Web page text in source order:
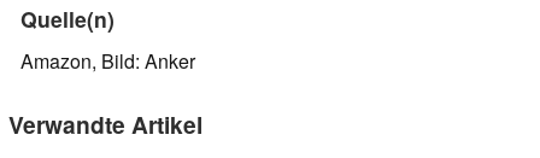
Quelle(n)
Amazon, Bild: Anker
Verwandte Artikel